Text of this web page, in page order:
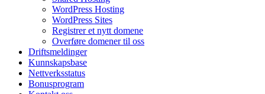
WordPress Hosting
WordPress Sites
Registrer et nytt domene
Overføre domener til oss
Driftsmeldinger
Kunnskapsbase
Nettverksstatus
Bonusprogram